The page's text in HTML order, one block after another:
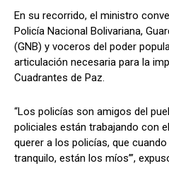
En su recorrido, el ministro
Policía Nacional Bolivariana,
(GNB) y voceros del poder
articulación necesaria para la
Cuadrantes de Paz.
“Los policías son amigos del
policiales están trabajando con
querer a los policías, que
tranquilo, están los míos’”,